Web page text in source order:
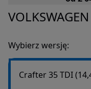
VOLKSWAGEN
Wybierz wersję:
Crafter 35 TDI